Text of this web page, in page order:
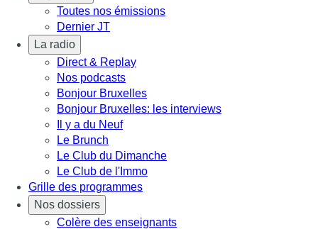
Toutes nos émissions
Dernier JT
La radio
Direct & Replay
Nos podcasts
Bonjour Bruxelles
Bonjour Bruxelles: les interviews
Il y a du Neuf
Le Brunch
Le Club du Dimanche
Le Club de l'Immo
Grille des programmes
Nos dossiers
Colère des enseignants